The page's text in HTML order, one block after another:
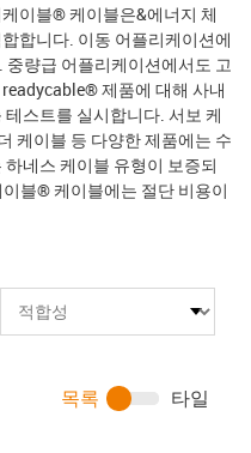
이블® 케이블은&에너지 체
합니다. 이동 어플리케이션에
량급 어플리케이션에서도 고
제품에 대해 사내
스트를 실시합니다. 서보 케
케이블 등 다양한 제품에는 수
네스 케이블 유형이 보증되
블® 케이블에는 절단 비용이
목록 타일